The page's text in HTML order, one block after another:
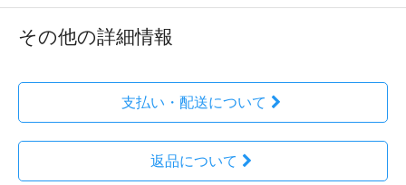
その他の詳細情報
支払い・配送について
返品について